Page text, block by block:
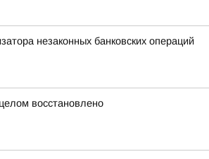
незаконных банковских операций
восстановлено